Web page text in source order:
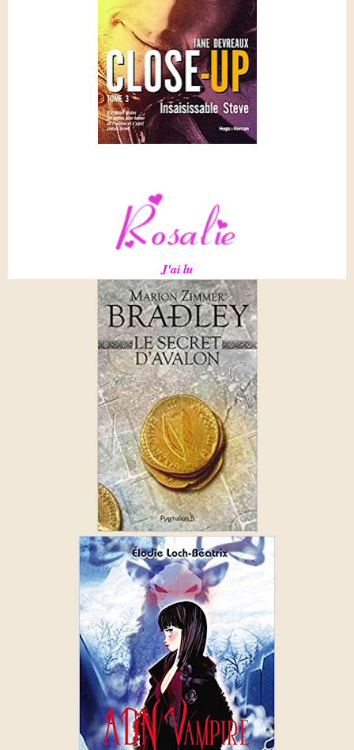
J'ai lu